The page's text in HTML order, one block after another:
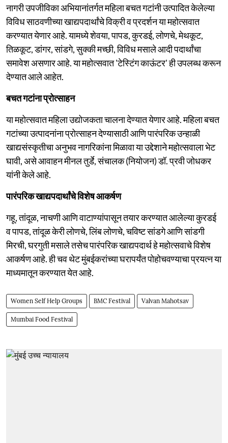
नागरी उपजीविका अभियानांतर्गत महिला बचत गटांनी उत्पादित केलेल्या
विविध साठवणीच्या खाद्यपदार्थांचे विक्री व प्रदर्शन या महोत्सवात
करण्यात येणार आहे. यामध्ये शेवया, पापड, कुरडई, लोणचे, मेथकूट,
तिळकूट, डांगर, सांडगे, सुक्की मच्छी, विविध मसाले आदी पदार्थांचा
समावेश असणार आहे. या महोत्सवात 'टेस्टिंग काऊंटर' ही उपलब्ध करून
देण्यात आले आहेत.
बचत गटांना प्रोत्साहन
या महोत्सवात महिला उद्योजकता चालना देण्यात येणार आहे. महिला बचत
गटांच्या उत्पादनांना प्रोत्साहन देण्यासाठी आणि पारंपरिक उन्हाळी
खाद्यसंस्कृतीचा अनुभव नागरिकांना मिळावा या उद्देशाने महोत्सवाला भेट
घावी, असे आवाहन मीनल तुर्डे, संचालक (नियोजन) डॉ. प्रवी जोधकर
यांनी केले आहे.
पारंपरिक खाद्यपदार्थांचे विशेष आकर्षण
गहू, तांदूळ, नाचणी आणि वाटाण्यांपासून तयार करण्यात आलेल्या कुरडई
व पापड, तांदूळ केरी लोणचे, लिंब लोणचे, चविष्ट सांडगे आणि सांडगी
मिरची, घरगुती मसाले तसेच पारंपरिक खाद्यपदार्थ हे महोत्सवाचे विशेष
आकर्षण आहे. ही चव थेट मुंबईकरांच्या घरापर्यंत पोहोचवण्याचा प्रयत्न या
माध्यमातून करण्यात येत आहे.
Women Self Help Groups BMC Festival Valvan Mahotsav
Mumbai Food Festival